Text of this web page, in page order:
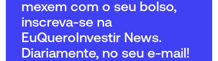
mexem com o seu bolso,
inscreva-se na
EuQueroInvestir News.
Diariamente, no seu e-mail!